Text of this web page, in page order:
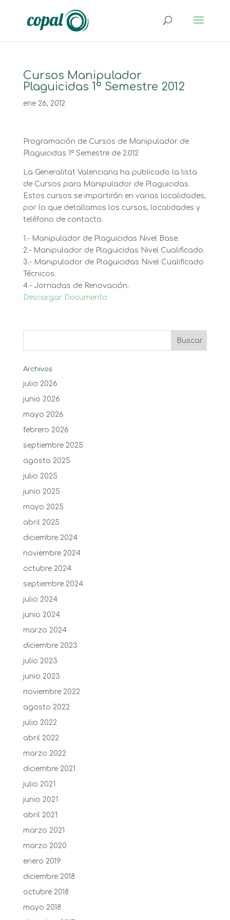
Cursos Manipulador
Plaguicidas 1º Semestre 2012
ene 26, 2012
Programación de Cursos de Manipulador de
Plaguicidas 1º Semestre de 2.012
La Generalitat Valenciana ha publicado la lista
de Cursos para Manipulador de Plaguicidas.
Estos cursos se impartirán en varias localidades,
por lo que detallamos los cursos, localidades y
teléfono de contacto.
1.- Manipulador de Plaguicidas Nivel Base.
2.- Manipulador de Plaguicidas Nivel Cualificado.
3.- Manipulador de Plaguicidas Nivel Cualificado
Técnicos.
4.- Jornadas de Renovación.
Descargar Documento
Archivos
julio 2026
junio 2026
mayo 2026
febrero 2026
septiembre 2025
agosto 2025
julio 2025
junio 2025
mayo 2025
abril 2025
diciembre 2024
noviembre 2024
octubre 2024
septiembre 2024
julio 2024
junio 2024
marzo 2024
diciembre 2023
julio 2023
junio 2023
noviembre 2022
agosto 2022
julio 2022
abril 2022
marzo 2022
diciembre 2021
julio 2021
junio 2021
abril 2021
marzo 2021
marzo 2020
enero 2019
diciembre 2018
octubre 2018
mayo 2018